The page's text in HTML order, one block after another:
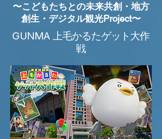
〜こどもたちとの未来共創・地方
創生・デジタル観光Project〜
GUNMA 上毛かるたゲット大作
戦